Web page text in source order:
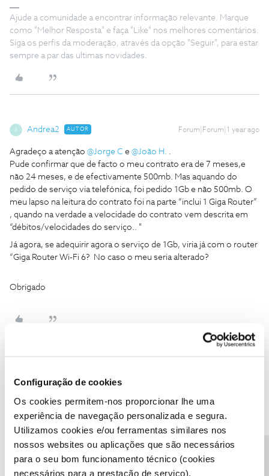
Configuração de cookies
Os cookies permitem-nos proporcionar lhe uma
experiência de navegação personalizada e segura.
Utilizamos cookies e/ou ferramentas similares nos
nossos websites ou aplicações que são necessários
para o seu bom funcionamento técnico (cookies
necessários para a prestação de serviço).
Ajude a comunidade a encontrar informação relevante. Marque
como "Melhor Resposta" e faça "Like" nos melhores comentários.
Siga os perfis da moderação, através da opção "Seguir", para estar
sempre a par das ultimas novidades.
A Andrea2 AUTOR Forum|Forum|1 year ago
Agradeço a atenção ​ @Jorge C e ​ @João H. .
Pude confirmar que de facto o meu contrato era de 7 meses,e
não 24 meses, e de efectivamente 500mb. Mas aquando do
pedido de serviço via telefónica, foi pedido 1Gb e não 500mb. O
meu lapso na leitura do contrato foi na parte “inclui 1 Giga Router”
, quando na verdade a velocidade do contrato vem descrita em
“débitos/velocidades do serviço.. "
Já agora, se adequirir agora o serviço de 1Gb, viria já com o router
“Giga Router Wi-Fi 6? No caso o meu seria alterado?
Obrigado
Pude confirmar que de facto o meu contrato era de 7 meses,e
não 24 meses, e de efectivamente 500mb. Mas aquando do
pedido de serviço via telefónica, foi pedido 1Gb e não 500mb. O
meu lapso na leitura do contrato foi na parte “inclui 1 Giga Router”
, quando na verdade a velocidade do contrato vem descrita em
“débitos/velocidades do serviço.. "